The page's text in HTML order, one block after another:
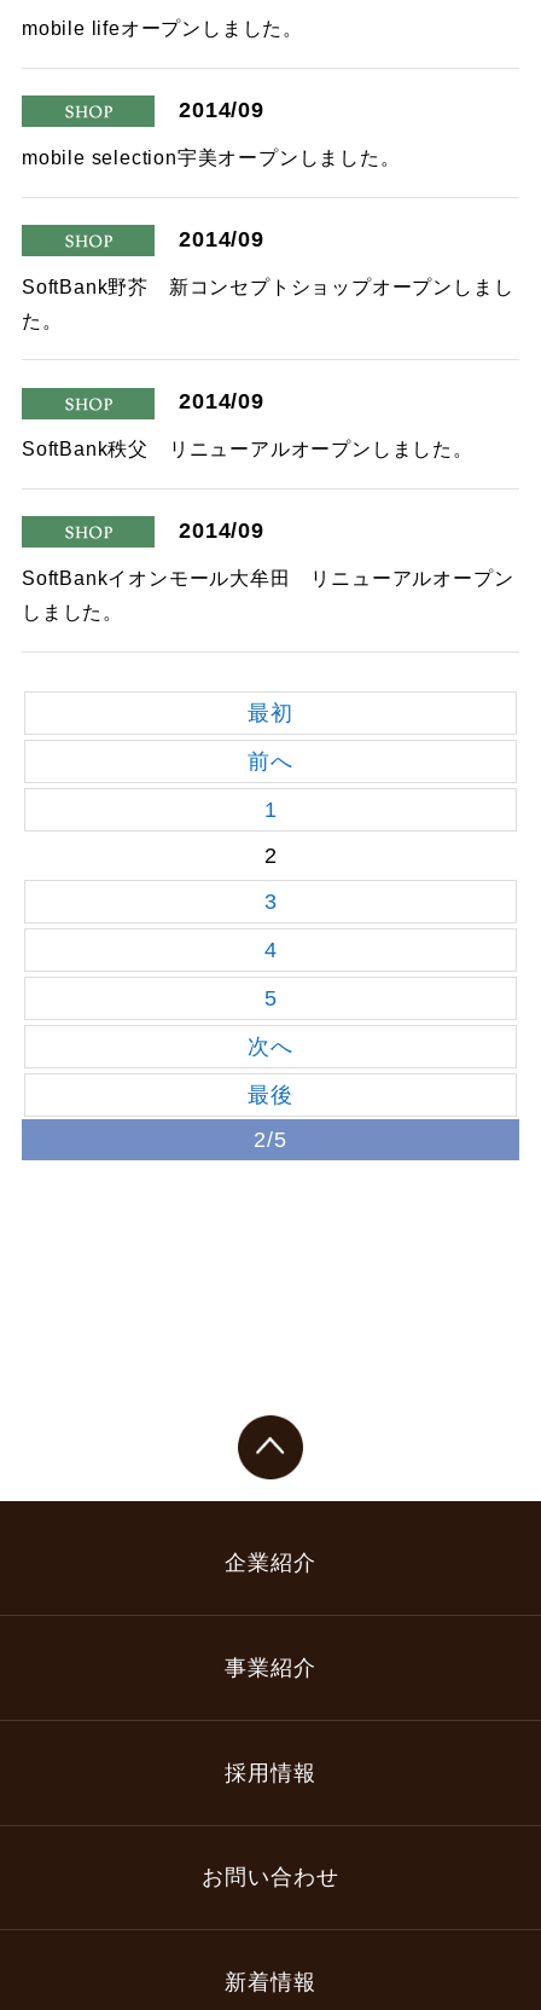
shop
mobile lifeオープンしました。
shop
2014/09
mobile selection宇美オープンしました。
shop
2014/09
SoftBank野芥 新コンセプトショップオープンしまし
た。
shop
2014/09
SoftBank秩父 リニューアルオープンしました。
shop
2014/09
SoftBankイオンモール大牟田 リニューアルオープン
しました。
最初
前へ
1
2
3
4
5
次へ
最後
2/5
企業紹介
事業紹介
採用情報
お問い合わせ
新着情報